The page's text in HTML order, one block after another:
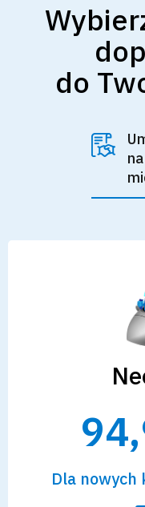
do
Dla nowych